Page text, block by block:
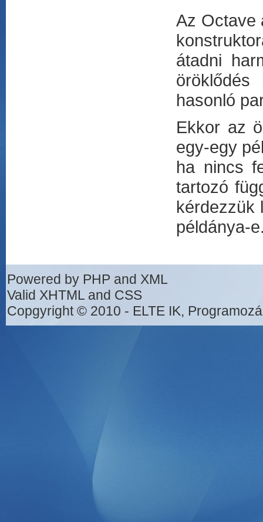
Az Octave
átadni
öröklődés
hasonló
Ekkor az
egy-egy
ha nincs
tartozó
kérdezzük
példánya-
Powered by PHP and XML
Valid XHTML and CSS
Copgyright © 2010 - ELTE IK,